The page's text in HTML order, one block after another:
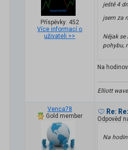
Příspěvky: 452
Více informací o
uživateli >>
ještě 4
jsem za
Nějak
pohybu,
Na
Elliott
Venca78
Gold member
Re:
Odpověď
Na